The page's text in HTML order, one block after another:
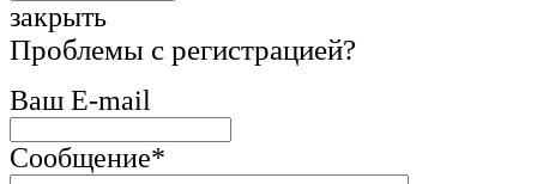
закрыть
Проблемы с регистрацией?
Ваш E-mail
Сообщение*